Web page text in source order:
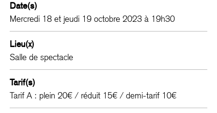
Date(s)
Mercredi 18 et jeudi 19 octobre 2023 à 19h30
Lieu(x)
Salle de spectacle
Tarif(s)
Tarif A : plein 20€ / réduit 15€ / demi-tarif 10€